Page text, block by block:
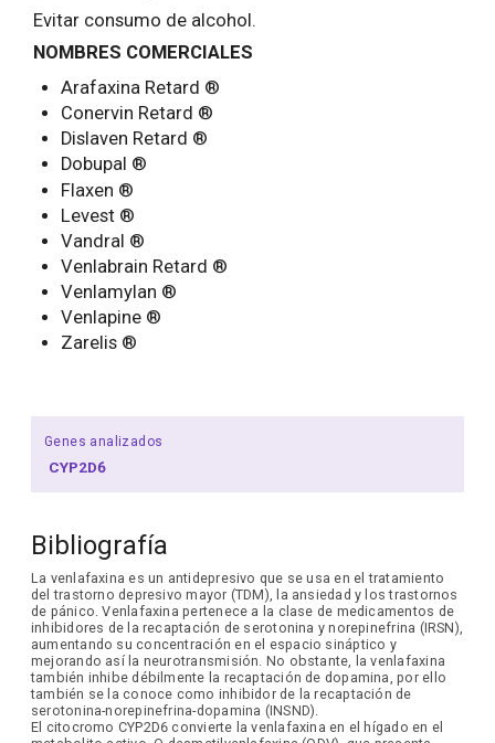
Evitar consumo de alcohol.
NOMBRES COMERCIALES
Arafaxina Retard ®
Conervin Retard ®
Dislaven Retard ®
Dobupal ®
Flaxen ®
Levest ®
Vandral ®
Venlabrain Retard ®
Venlamylan ®
Venlapine ®
Zarelis ®
Genes analizados
CYP2D6
Bibliografía
La venlafaxina es un antidepresivo que se usa en el tratamiento
del trastorno depresivo mayor (TDM), la ansiedad y los trastornos
de pánico. Venlafaxina pertenece a la clase de medicamentos de
inhibidores de la recaptación de serotonina y norepinefrina (IRSN),
aumentando su concentración en el espacio sináptico y
mejorando así la neurotransmisión. No obstante, la venlafaxina
también inhibe débilmente la recaptación de dopamina, por ello
también se la conoce como inhibidor de la recaptación de
serotonina-norepinefrina-dopamina (INSND).
El citocromo CYP2D6 convierte la venlafaxina en el hígado en el